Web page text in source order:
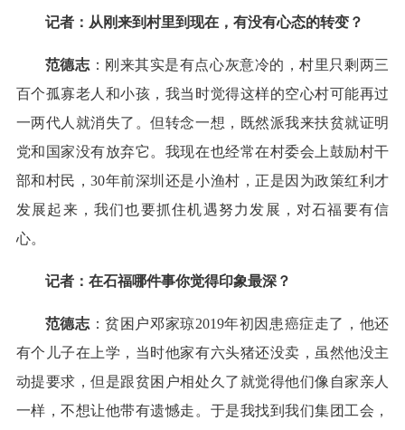
记者：从刚来到村里到现在，有没有心态的转变？
范德志 ：刚来其实是有点心灰意冷的，村里只剩两三
百个孤寡老人和小孩，我当时觉得这样的空心村可能再过
一两代人就消失了。但转念一想，既然派我来扶贫就证明
党和国家没有放弃它。我现在也经常在村委会上鼓励村干
部和村民，30年前深圳还是小渔村，正是因为政策红利才
发展起来，我们也要抓住机遇努力发展，对石福要有信
心。
记者：在石福哪件事你觉得印象最深？
范德志 ：贫困户邓家琼2019年初因患癌症走了，他还
有个儿子在上学，当时他家有六头猪还没卖，虽然他没主
动提要求，但是跟贫困户相处久了就觉得他们像自家亲人
一样，不想让他带有遗憾走。于是我找到我们集团工会，